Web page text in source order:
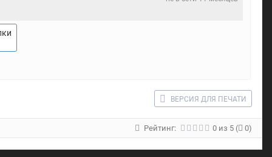
ВЕРСИЯ ДЛЯ ПЕЧАТИ
Рейтинг: 0 из 5 ( 0)